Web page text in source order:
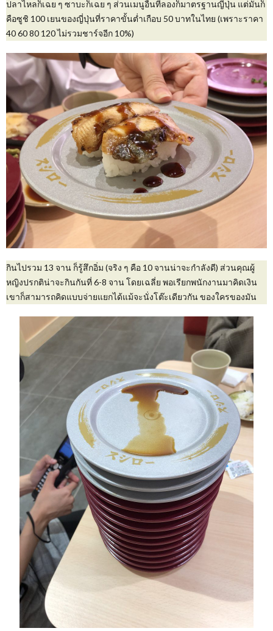
ปลาไหลก็เฉย ๆ ซาบะก็เฉย ๆ ส่วนเมนูอื่นที่ลองก็มาตรฐานญี่ปุ่น แต่มันก็
คือซูชิ 100 เยนของญี่ปุ่นที่ราคาขั้นต่ำเกือบ 50 บาทในไทย (เพราะราคา
40 60 80 120 ไม่รวมชาร์จอีก 10%)
กินไปรวม 13 จาน ก็รู้สึกอิ่ม (จริง ๆ คือ 10 จานน่าจะกำลังดี) ส่วนคุณผู้
หญิงปรกติน่าจะกินกันที่ 6-8 จาน โดยเฉลี่ย พอเรียกพนักงานมาคิดเงิน
เขาก็สามารถคิดแบบจ่ายแยกได้แม้จะนั่งโต๊ะเดียวกัน ของใครของมัน